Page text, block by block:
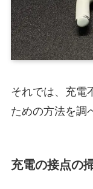
それでは、充電
ための方法を調
充電の接点の